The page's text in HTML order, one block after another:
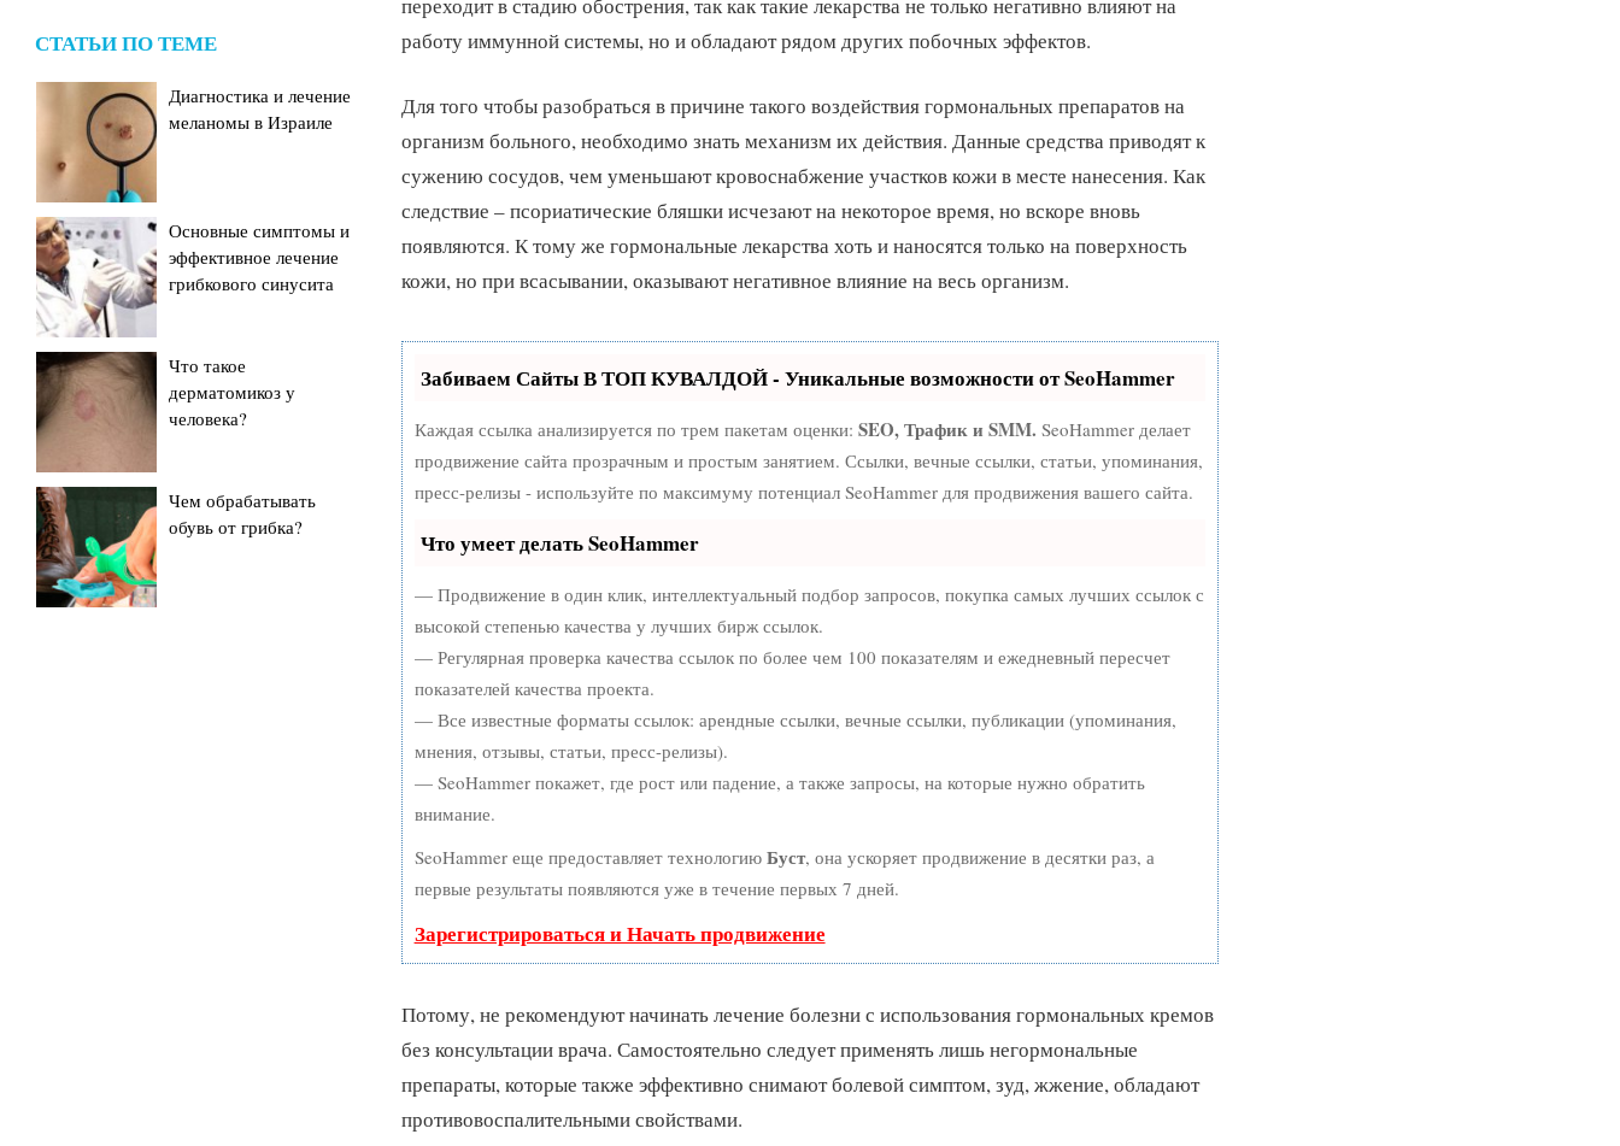
работу иммунной системы, но и обладают рядом других побочных эффектов.
Для того чтобы разобраться в причине такого воздействия гормональных препаратов на
организм больного, необходимо знать механизм их действия. Данные средства приводят к
сужению сосудов, чем уменьшают кровоснабжение участков кожи в месте нанесения. Как
следствие – псориатические бляшки исчезают на некоторое время, но вскоре вновь
появляются. К тому же гормональные лекарства хоть и наносятся только на поверхность
кожи, но при всасывании, оказывают негативное влияние на весь организм.
Забиваем Сайты В ТОП КУВАЛДОЙ - Уникальные возможности от SeoHammer
Каждая ссылка анализируется по трем пакетам оценки: SEO, Трафик и SMM. SeoHammer делает
продвижение сайта прозрачным и простым занятием. Ссылки, вечные ссылки, статьи, упоминания,
пресс-релизы - используйте по максимуму потенциал SeoHammer для продвижения вашего сайта.
Что умеет делать SeoHammer
— Продвижение в один клик, интеллектуальный подбор запросов, покупка самых лучших ссылок с
высокой степенью качества у лучших бирж ссылок.
— Регулярная проверка качества ссылок по более чем 100 показателям и ежедневный пересчет
показателей качества проекта.
— Все известные форматы ссылок: арендные ссылки, вечные ссылки, публикации (упоминания,
мнения, отзывы, статьи, пресс-релизы).
— SeoHammer покажет, где рост или падение, а также запросы, на которые нужно обратить
внимание.
SeoHammer еще предоставляет технологию Буст, она ускоряет продвижение в десятки раз, а
первые результаты появляются уже в течение первых 7 дней.
Зарегистрироваться и Начать продвижение
Потому, не рекомендуют начинать лечение болезни с использования гормональных кремов
без консультации врача. Самостоятельно следует применять лишь негормональные
препараты, которые также эффективно снимают болевой симптом, зуд, жжение, обладают
противовоспалительными свойствами.
СТАТЬИ ПО ТЕМЕ
Диагностика и лечение
меланомы в Израиле
Основные симптомы и
эффективное лечение
грибкового синусита
Что такое
дерматомикоз у
человека?
Чем обрабатывать
обувь от грибка?